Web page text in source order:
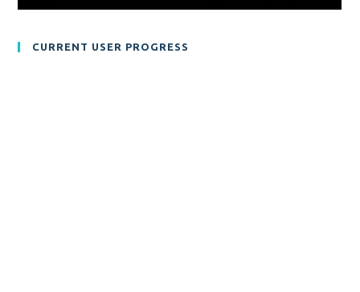
CURRENT USER PROGRESS